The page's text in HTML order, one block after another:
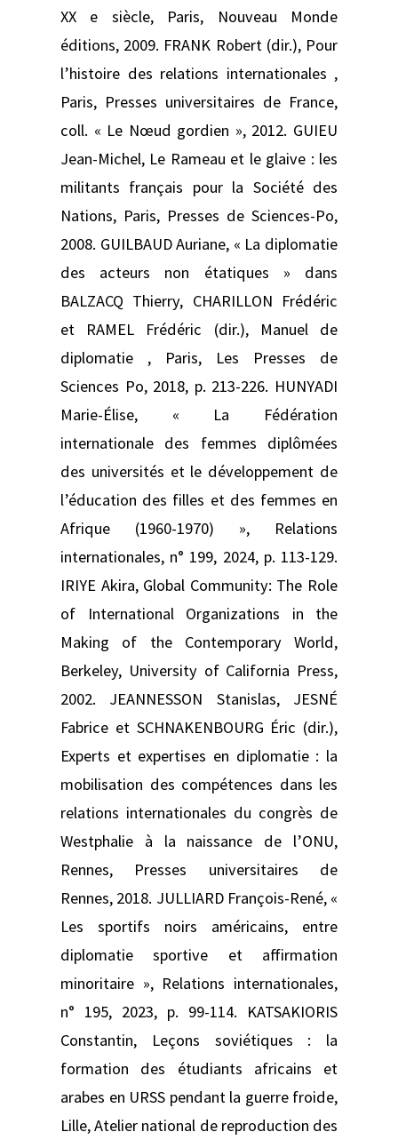
XX e siècle, Paris, Nouveau Monde
éditions, 2009. FRANK Robert (dir.), Pour
l’histoire des relations internationales ,
Paris, Presses universitaires de France,
coll. « Le Nœud gordien », 2012. GUIEU
Jean-Michel, Le Rameau et le glaive : les
militants français pour la Société des
Nations, Paris, Presses de Sciences-Po,
2008. GUILBAUD Auriane, « La diplomatie
des acteurs non étatiques » dans
BALZACQ Thierry, CHARILLON Frédéric
et RAMEL Frédéric (dir.), Manuel de
diplomatie , Paris, Les Presses de
Sciences Po, 2018, p. 213‑226. HUNYADI
Marie-Élise, « La Fédération
internationale des femmes diplômées
des universités et le développement de
l’éducation des filles et des femmes en
Afrique (1960-1970) », Relations
internationales, n° 199, 2024, p. 113-129.
IRIYE Akira, Global Community: The Role
of International Organizations in the
Making of the Contemporary World,
Berkeley, University of California Press,
2002. JEANNESSON Stanislas, JESNÉ
Fabrice et SCHNAKENBOURG Éric (dir.),
Experts et expertises en diplomatie : la
mobilisation des compétences dans les
relations internationales du congrès de
Westphalie à la naissance de l’ONU,
Rennes, Presses universitaires de
Rennes, 2018. JULLIARD François-René, «
Les sportifs noirs américains, entre
diplomatie sportive et affirmation
minoritaire », Relations internationales,
n° 195, 2023, p. 99-114. KATSAKIORIS
Constantin, Leçons soviétiques : la
formation des étudiants africains et
arabes en URSS pendant la guerre froide,
Lille, Atelier national de reproduction des